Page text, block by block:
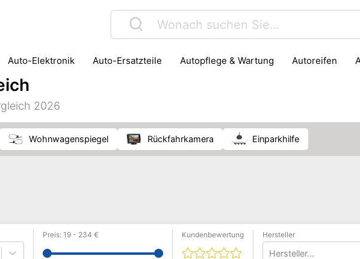
Auto-Elektronik Auto-Ersatzteile Autopflege & Wartung Autoreifen
Pannenhilfe
2026
Wohnwagenspiegel Rückfahrkamera Einparkhilfe
Preis: 19 - 234 € Kundenbewertung Hersteller
Hersteller...